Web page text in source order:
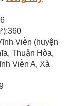
Viễn (huyện
Thuận Hòa,
Viễn A, Xà